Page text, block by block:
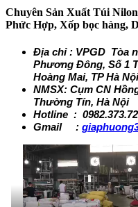
Chuyên Sản Xuất Túi
Phức Hợp, Xốp bọc hàng,
Địa chỉ : VPGD Tòa
Phương Đông, Số 1
Hoàng Mai, TP Hà Nội
NMSX: Cụm CN
Thường Tín, Hà Nội
Hotline :
Gmail :